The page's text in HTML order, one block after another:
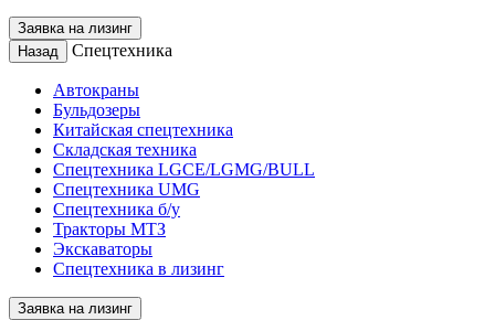
Заявка на лизинг
Назад
Спецтехника
Автокраны
Бульдозеры
Китайская спецтехника
Складская техника
Спецтехника LGCE/LGMG/BULL
Спецтехника UMG
Спецтехника б/у
Тракторы МТЗ
Экскаваторы
Спецтехника в лизинг
Заявка на лизинг